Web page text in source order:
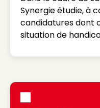
Synergie étudie, à
candidatures dont
situation de